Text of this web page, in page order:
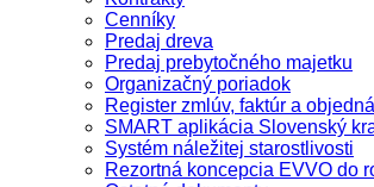
Cenníky
Predaj dreva
Predaj prebytočného majetku
Organizačný poriadok
Register zmlúv, faktúr a
SMART aplikácia Slovenský
Systém náležitej starostlivosti
Rezortná koncepcia EVVO do